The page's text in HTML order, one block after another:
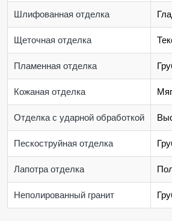
Шлифованная отделка
Щеточная отделка
Пламенная отделка
Кожаная отделка
Отделка с ударной обработкой
Пескоструйная отделка
Лапотра отделка
Неполированный гранит